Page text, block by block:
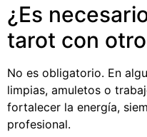
¿Es
tarot con
No es obligatorio. En
limpias, amuletos o
fortalecer la energía,
profesional.